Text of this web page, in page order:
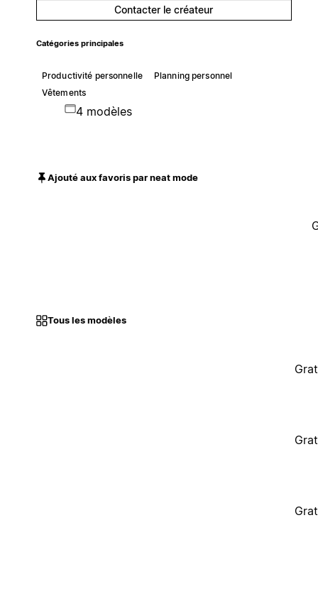
Contacter le créateur
Catégories principales
Productivité personnelle
Planning personnel
Vêtements
4 modèles
Ajouté aux favoris par neat mode
Tous les modèles